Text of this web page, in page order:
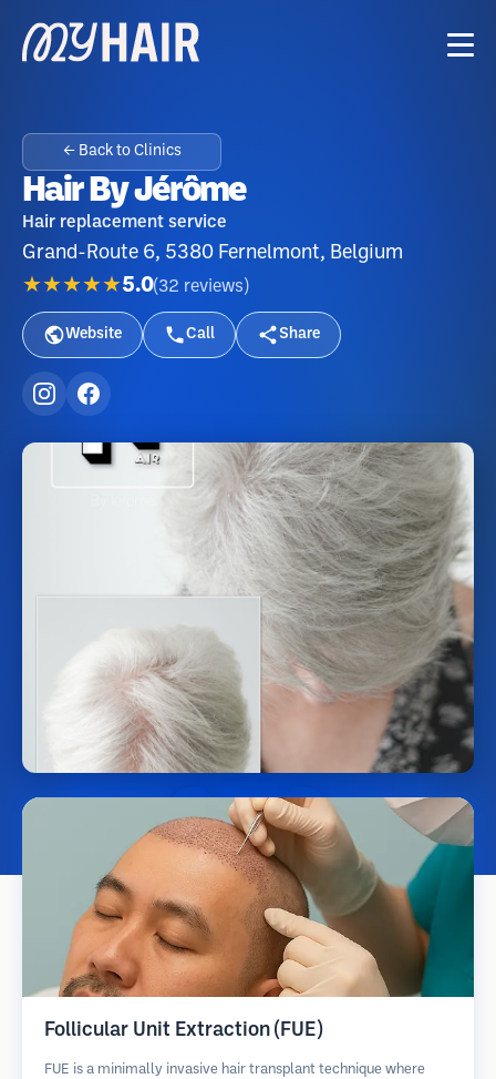
← Back to Clinics
Hair By Jérôme
Hair replacement service
Grand-Route 6, 5380 Fernelmont, Belgium
★★★★★5.0(32 reviews )
Website Call Share
Follicular Unit Extraction (FUE)
FUE is a minimally invasive hair transplant technique where